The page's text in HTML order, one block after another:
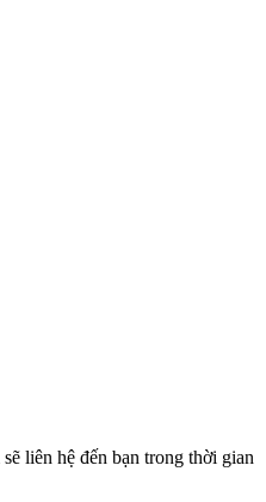
liên hệ đến bạn trong thời gian